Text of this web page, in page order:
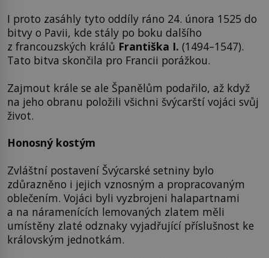
I proto zasáhly tyto oddíly ráno 24. února 1525 do
bitvy o Pavii, kde stály po boku dalšího
z francouzských králů Františka I. (1494–1547).
Tato bitva skončila pro Francii porážkou.
Zajmout krále se ale Španělům podařilo, až když
na jeho obranu položili všichni švýcarští vojáci svůj
život.
Honosný kostým
Zvláštní postavení Švýcarské setniny bylo
zdůrazněno i jejich vznosným a propracovaným
oblečením. Vojáci byli vyzbrojeni halapartnami
a na náramenících lemovaných zlatem měli
umístěny zlaté odznaky vyjadřující příslušnost ke
královským jednotkám.